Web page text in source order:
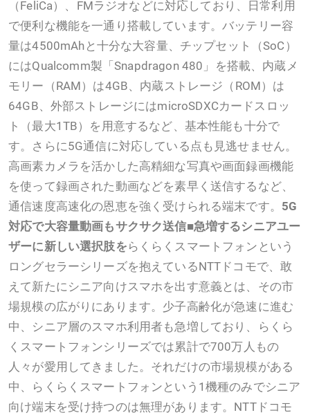
（FeliCa）、FMラジオなどに対応しており、日常利用
で便利な機能を一通り搭載しています。バッテリー容
量は4500mAhと十分な大容量、チップセット（SoC）
にはQualcomm製「Snapdragon 480」を搭載、内蔵メ
モリー（RAM）は4GB、内蔵ストレージ（ROM）は
64GB、外部ストレージにはmicroSDXCカードスロッ
ト（最大1TB）を用意するなど、基本性能も十分で
す。さらに5G通信に対応している点も見逃せません。
高画素カメラを活かした高精細な写真や画面録画機能
を使って録画された動画などを素早く送信するなど、
通信速度高速化の恩恵を強く受けられる端末です。 5G
対応で大容量動画もサクサク送信■急増するシニアユー
ザーに新しい選択肢を らくらくスマートフォンという
ロングセラーシリーズを抱えているNTTドコモで、敢
えて新たにシニア向けスマホを出す意義とは、その市
場規模の広がりにあります。少子高齢化が急速に進む
中、シニア層のスマホ利用者も急増しており、らくら
くスマートフォンシリーズでは累計で700万人もの
人々が愛用してきました。それだけの市場規模がある
中、らくらくスマートフォンという1機種のみでシニア
向け端末を受け持つのは無理があります。NTTドコモ